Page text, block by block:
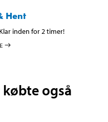
Hent
inden for 2 timer!
også